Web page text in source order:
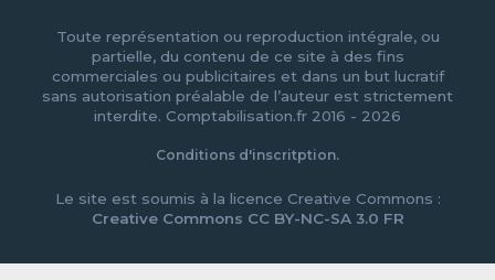
Toute représentation ou reproduction intégrale, ou
partielle, du contenu de ce site à des fins
commerciales ou publicitaires et dans un but lucratif
sans autorisation préalable de l’auteur est strictement
interdite. Comptabilisation.fr 2016 - 2026
Conditions d'inscritption.
Le site est soumis à la licence Creative Commons :
Creative Commons CC BY-NC-SA 3.0 FR